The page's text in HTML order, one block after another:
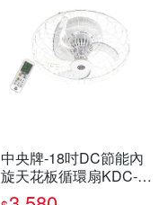
中央牌-18吋DC節能內
旋天花板循環扇KDC-18
2SR